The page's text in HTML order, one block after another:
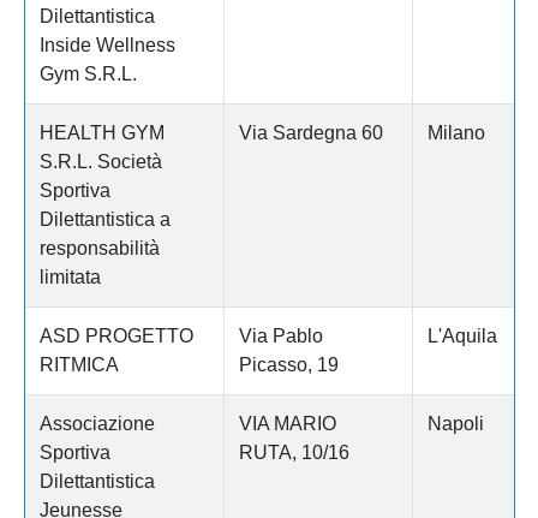
Dilettantistica
Inside Wellness
Gym S.R.L.
HEALTH GYM
S.R.L. Società
Sportiva
Dilettantistica a
responsabilità
limitata
Via Sardegna 60 Milano
ASD PROGETTO
RITMICA
Via Pablo
Picasso, 19
L'Aquila
Associazione
Sportiva
Dilettantistica
Jeunesse
VIA MARIO
RUTA, 10/16
Napoli